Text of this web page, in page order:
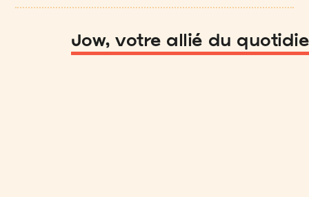
Jow, votre allié du